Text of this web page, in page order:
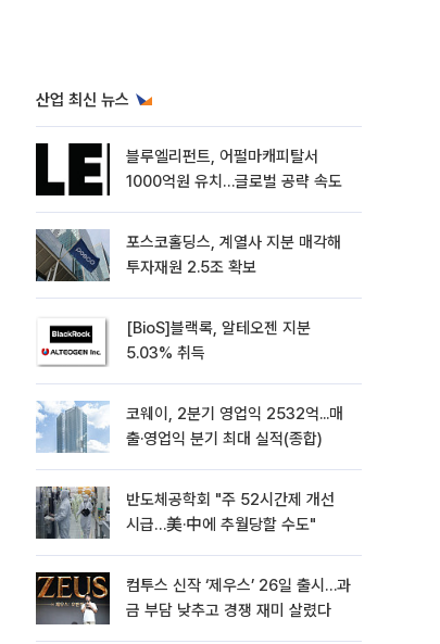
산업 최신 뉴스
블루엘리펀트, 어펄마캐피탈서
1000억원 유치…글로벌 공략 속도
포스코홀딩스, 계열사 지분 매각해
투자재원 2.5조 확보
[BioS]블랙록, 알테오젠 지분
5.03% 취득
코웨이, 2분기 영업익 2532억...매
출·영업익 분기 최대 실적(종합)
반도체공학회 "주 52시간제 개선
시급…美·中에 추월당할 수도"
컴투스 신작 ‘제우스’ 26일 출시…과
금 부담 낮추고 경쟁 재미 살렸다